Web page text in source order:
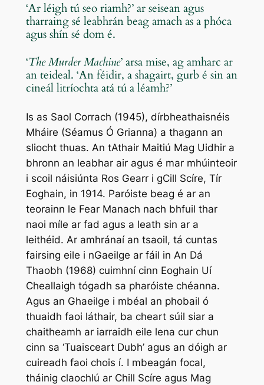
‘Ar léigh tú seo riamh?’ ar seisean agus
tharraing sé leabhrán beag amach as a phóca
agus shín sé dom é.
‘The Murder Machine’ arsa mise, ag amharc ar
an teideal. ‘An féidir, a shagairt, gurb é sin an
cineál litríochta atá tú a léamh?’
Is as Saol Corrach (1945), dírbheathaisnéis
Mháire (Séamus Ó Grianna) a thagann an
sliocht thuas. An tAthair Maitiú Mag Uidhir a
bhronn an leabhar air agus é mar mhúinteoir
i scoil náisiúnta Ros Gearr i gCill Scíre, Tír
Eoghain, in 1914. Paróiste beag é ar an
teorainn le Fear Manach nach bhfuil thar
naoi míle ar fad agus a leath sin ar a
leithéid. Ar amhránaí an tsaoil, tá cuntas
fairsing eile i nGaeilge ar fáil in An Dá
Thaobh (1968) cuimhní cinn Eoghain Uí
Cheallaigh tógadh sa pharóiste chéanna.
Agus an Ghaeilge i mbéal an phobail ó
thuaidh faoi láthair, ba cheart súil siar a
chaitheamh ar iarraidh eile lena cur chun
cinn sa ‘Tuaisceart Dubh’ agus an dóigh ar
cuireadh faoi chois í. I mbeagán focal,
tháinig claochlú ar Chill Scíre agus Mag